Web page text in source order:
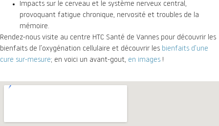
Impacts sur le cerveau et le système nerveux central,
provoquant fatigue chronique, nervosité et troubles de la
mémoire.
Rendez-nous visite au centre HTC Santé de Vannes pour découvrir les
bienfaits de l’oxygénation cellulaire et découvrir les bienfaits d’une
cure sur-mesure; en voici un avant-gout, en images !